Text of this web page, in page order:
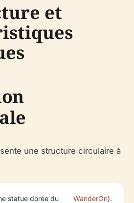
et
une structure circulaire à
statue dorée du
WanderOn).